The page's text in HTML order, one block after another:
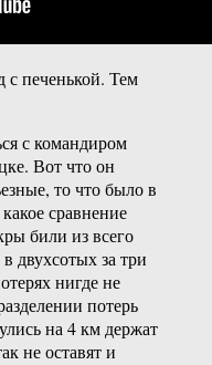
печенькой. Тем
с командиром
Вот что он
то что было в
сравнение
били из всего
двухсотых за три
нигде не
потерь
на 4 км держат
не оставят и